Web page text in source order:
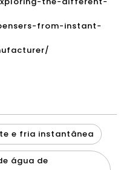
from-instant-
e fria instantânea
água de